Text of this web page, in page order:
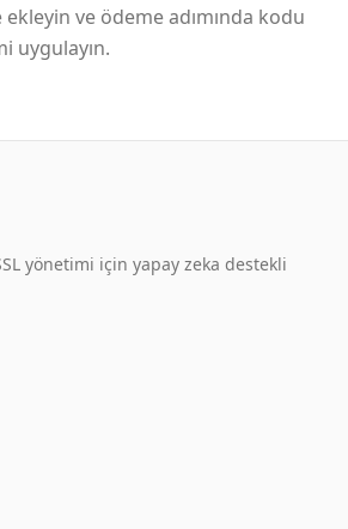
ve ödeme adımında kodu
uygulayın.
yönetimi için yapay zeka destekli